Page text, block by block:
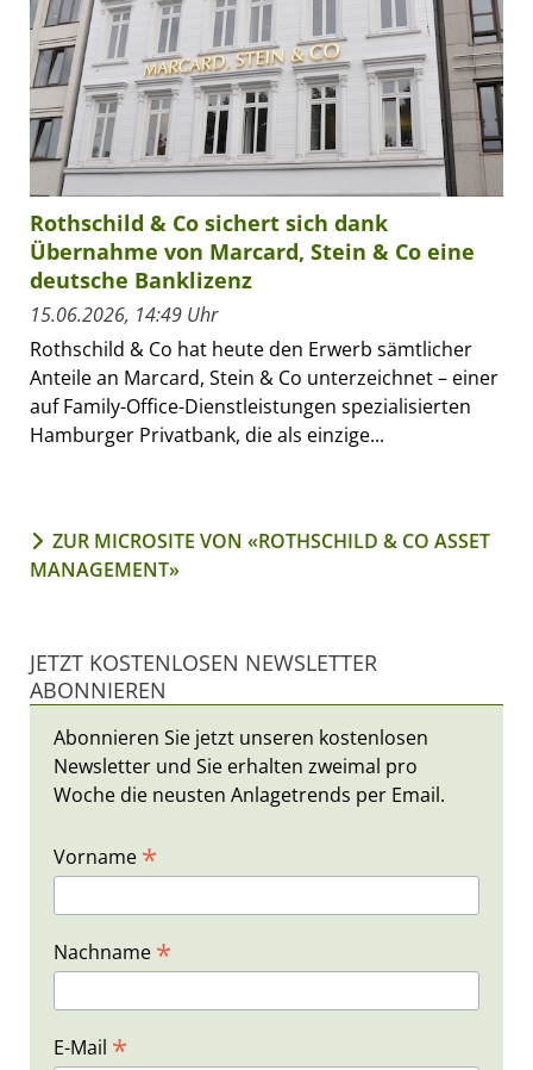
Rothschild & Co sichert sich dank
Übernahme von Marcard, Stein & Co eine
deutsche Banklizenz
15.06.2026, 14:49 Uhr
Rothschild & Co hat heute den Erwerb sämtlicher
Anteile an Marcard, Stein & Co unterzeichnet – einer
auf Family-Office-Dienstleistungen spezialisierten
Hamburger Privatbank, die als einzige...
ZUR MICROSITE VON «ROTHSCHILD & CO ASSET
MANAGEMENT»
JETZT KOSTENLOSEN NEWSLETTER
ABONNIEREN
Abonnieren Sie jetzt unseren kostenlosen
Newsletter und Sie erhalten zweimal pro
Woche die neusten Anlagetrends per Email.
Vorname *
Nachname *
E-Mail *